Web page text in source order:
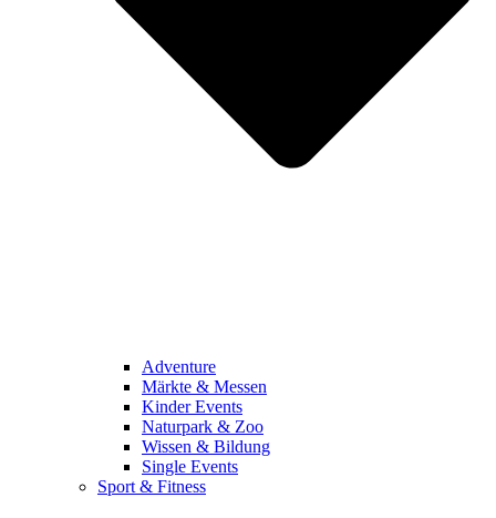
Adventure
Märkte & Messen
Kinder Events
Naturpark & Zoo
Wissen & Bildung
Single Events
Sport & Fitness